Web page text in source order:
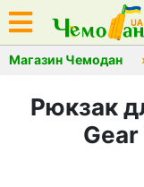
Магазин Чемодан
Рюкзак